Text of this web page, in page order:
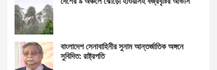
বাংলাদেশ সেনাবাহিনীর সুনাম আন্তর্জাতিক অঙ্গনে
সুবিদিত: রাষ্ট্রপতি